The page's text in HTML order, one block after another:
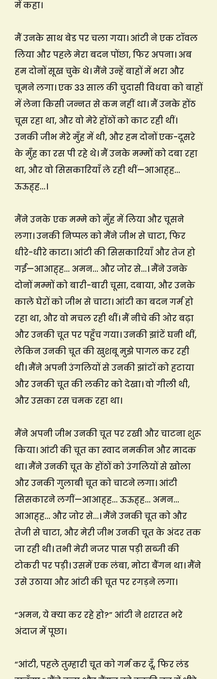
में कहा।
मैं उनके साथ बेड पर चला गया। आंटी ने एक टॉवल
लिया और पहले मेरा बदन पोंछा, फिर अपना। अब
हम दोनों सूख चुके थे। मैंने उन्हें बाहों में भरा और
चूमने लगा। एक 33 साल की चुदासी विधवा को बाहों
में लेना किसी जन्नत से कम नहीं था। मैं उनके होंठ
चूस रहा था, और वो मेरे होंठों को काट रही थीं।
उनकी जीभ मेरे मुँह में थी, और हम दोनों एक-दूसरे
के मुँह का रस पी रहे थे। मैं उनके मम्मों को दबा रहा
था, और वो सिसकारियाँ ले रही थीं—आआह्ह…
ऊऊह्ह…।
मैंने उनके एक मम्मे को मुँह में लिया और चूसने
लगा। उनकी निप्पल को मैंने जीभ से चाटा, फिर
धीरे-धीरे काटा। आंटी की सिसकारियाँ और तेज हो
गईं—आआह्ह… अमन… और जोर से…। मैंने उनके
दोनों मम्मों को बारी-बारी चूसा, दबाया, और उनके
काले घेरों को जीभ से चाटा। आंटी का बदन गर्म हो
रहा था, और वो मचल रही थीं। मैं नीचे की ओर बढ़ा
और उनकी चूत पर पहुँच गया। उनकी झांटें घनी थीं,
लेकिन उनकी चूत की खुशबू मुझे पागल कर रही
थी। मैंने अपनी उंगलियों से उनकी झांटों को हटाया
और उनकी चूत की लकीर को देखा। वो गीली थी,
और उसका रस चमक रहा था।
मैंने अपनी जीभ उनकी चूत पर रखी और चाटना शुरू
किया। आंटी की चूत का स्वाद नमकीन और मादक
था। मैंने उनकी चूत के होंठों को उंगलियों से खोला
और उनकी गुलाबी चूत को चाटने लगा। आंटी
सिसकारने लगीं—आआह्ह… ऊऊह्ह… अमन…
आआह्ह… और जोर से…। मैंने उनकी चूत को और
तेजी से चाटा, और मेरी जीभ उनकी चूत के अंदर तक
जा रही थी। तभी मेरी नजर पास पड़ी सब्जी की
टोकरी पर पड़ी। उसमें एक लंबा, मोटा बैंगन था। मैंने
उसे उठाया और आंटी की चूत पर रगड़ने लगा।
“अमन, ये क्या कर रहे हो?” आंटी ने शरारत भरे
अंदाज में पूछा।
“आंटी, पहले तुम्हारी चूत को गर्म कर दूँ, फिर लंड